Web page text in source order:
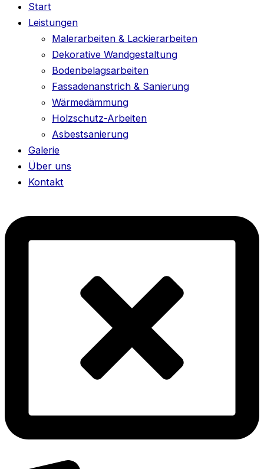
Start
Leistungen
Malerarbeiten & Lackierarbeiten
Dekorative Wandgestaltung
Bodenbelagsarbeiten
Fassadenanstrich & Sanierung
Wärmedämmung
Holzschutz-Arbeiten
Asbestsanierung
Galerie
Über uns
Kontakt